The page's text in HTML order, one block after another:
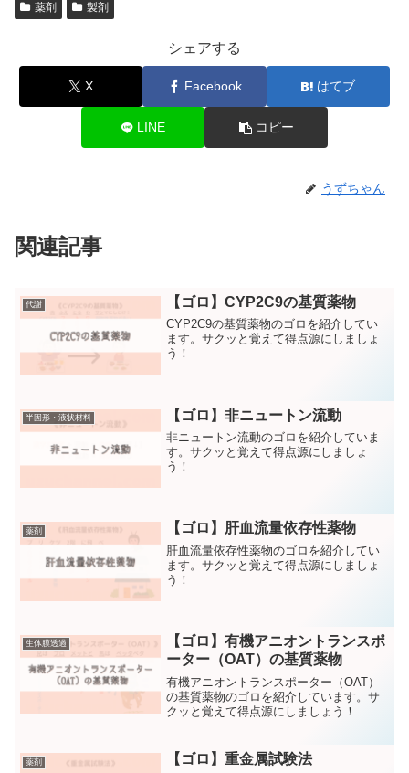
薬剤 製剤
シェアする
X Facebook はてブ
LINE コピー
うずちゃん
関連記事
代謝 【ゴロ】CYP2C9の基質薬物
CYP2C9の基質薬物のゴロを紹介してい
ます。サクッと覚えて得点源にしましょ
う！
半固形・液状材料 【ゴロ】非ニュートン流動
非ニュートン流動のゴロを紹介していま
す。サクッと覚えて得点源にしましょ
う！
薬剤 【ゴロ】肝血流量依存性薬物
肝血流量依存性薬物のゴロを紹介してい
ます。サクッと覚えて得点源にしましょ
う！
生体膜透過
【ゴロ】有機アニオントランスポ
ーター（OAT）の基質薬物
有機アニオントランスポーター（OAT）
の基質薬物のゴロを紹介しています。サ
クッと覚えて得点源にしましょう！
薬剤 【ゴロ】重金属試験法